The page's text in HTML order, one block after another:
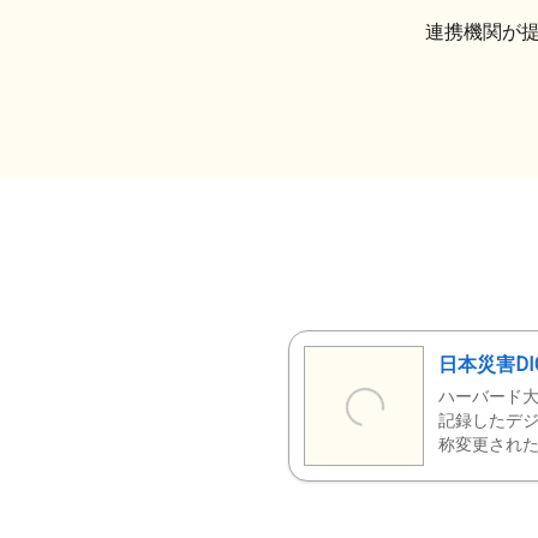
連携機関が
日本災害
ハーバード
記録したデ
称変更された